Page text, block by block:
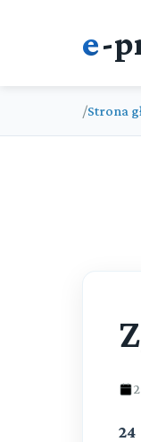
e-
/Strona